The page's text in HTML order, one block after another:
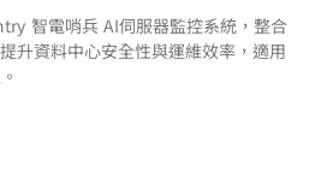
智電哨兵 AI伺服器監控系統，整合
升資料中心安全性與運維效率，適用